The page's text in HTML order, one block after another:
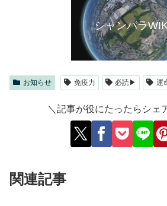
シャンバラ
お知らせ 免疫力 必読▶ 運
＼記事が役にたったらシェ
関連記事